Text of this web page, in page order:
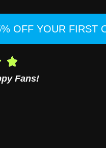
OFF YOUR FIRST
Fans!